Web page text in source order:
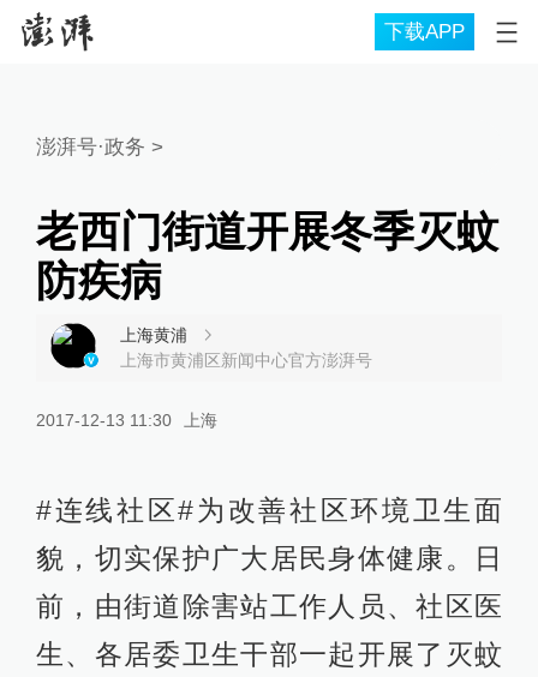
下载APP
澎湃号·政务 >
老西门街道开展冬季灭蚊
防疾病
上海黄浦
上海市黄浦区新闻中心官方澎湃号
2017-12-13 11:30 上海
#连线社区#为改善社区环境卫生面
貌，切实保护广大居民身体健康。日
前，由街道除害站工作人员、社区医
生、各居委卫生干部一起开展了灭蚊